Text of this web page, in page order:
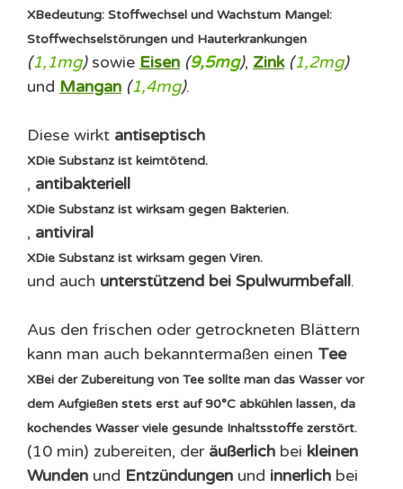
XBedeutung: Stoffwechsel und Wachstum Mangel:
Stoffwechselstörungen und Hauterkrankungen
(1,1mg)sowie Eisen (9,5mg), Zink (1,2mg)
und Mangan (1,4mg).
Diese wirkt antiseptisch
XDie Substanz ist keimtötend.
, antibakteriell
XDie Substanz ist wirksam gegen Bakterien.
, antiviral
XDie Substanz ist wirksam gegen Viren.
und auch unterstützend bei Spulwurmbefall.
Aus den frischen oder getrockneten Blättern
kann man auch bekanntermaßen einen Tee
XBei der Zubereitung von Tee sollte man das Wasser vor
dem Aufgießen stets erst auf 90°C abkühlen lassen, da
kochendes Wasser viele gesunde Inhaltsstoffe zerstört.
(10 min) zubereiten, der äußerlich bei kleinen
Wunden und Entzündungen und innerlich bei